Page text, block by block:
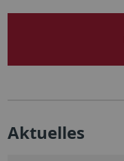
Aktuelles